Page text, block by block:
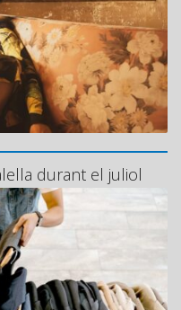
durant el juliol